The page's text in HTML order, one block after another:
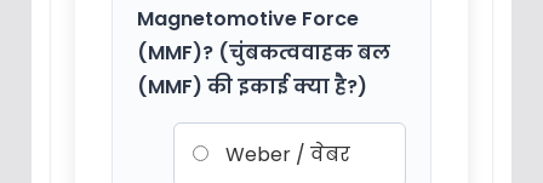
Magnetomotive Force
(MMF)? (चुंबकत्ववाहक बल
(MMF) की इकाई क्या है?)
Weber / वेबर